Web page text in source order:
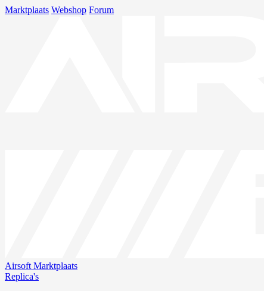
Marktplaats Webshop Forum
Airsoft Marktplaats
Replica's